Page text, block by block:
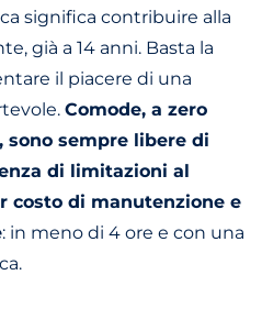
significa contribuire alla
già a 14 anni. Basta la
il piacere di una
Comode, a zero
sono sempre libere di
di limitazioni al
costo di manutenzione e
: in meno di 4 ore e con una